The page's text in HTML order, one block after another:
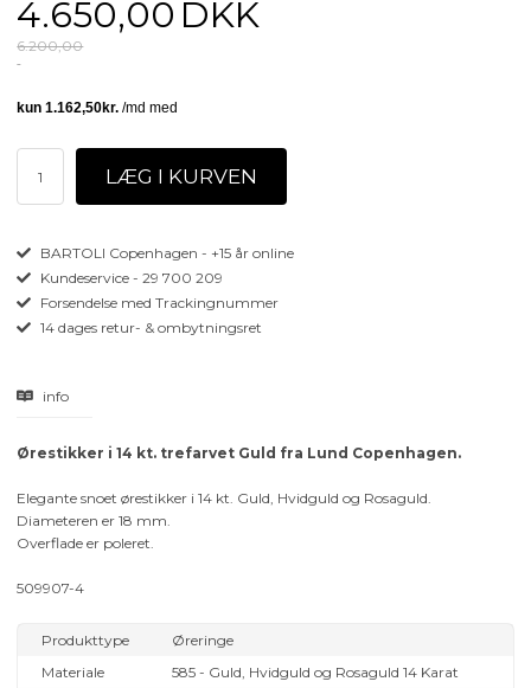
4.650,00 DKK
6.200,00
BARTOLI Copenhagen - +15 år online
Kundeservice - 29 700 209
Forsendelse med Trackingnummer
14 dages retur- & ombytningsret
info
Ørestikker i 14 kt. trefarvet Guld fra Lund Copenhagen.
Elegante snoet ørestikker i 14 kt. Guld, Hvidguld og Rosaguld.
Diameteren er 18 mm.
Overflade er poleret.
509907-4
Produkttype
Øreringe
Materiale
585 - Guld, Hvidguld og Rosaguld 14 Karat